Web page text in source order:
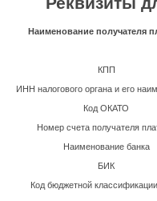
Наименование получателя
КПП
ИНН налогового органа и его
Код ОКАТО
Номер счета получателя
Наименование банка
БИК
Код бюджетной